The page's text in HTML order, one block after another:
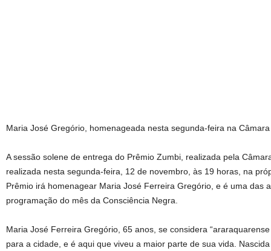
Maria José Gregório, homenageada nesta segunda-feira na
A sessão solene de entrega do Prêmio Zumbi, realizada pela
realizada nesta segunda-feira, 12 de novembro, às 19 horas, na
Prêmio irá homenagear Maria José Ferreira Gregório, e é uma das
programação do mês da Consciência Negra.
Maria José Ferreira Gregório, 65 anos, se considera
para a cidade, e é aqui que viveu a maior parte de sua vida.